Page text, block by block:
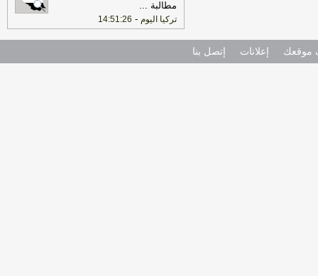
مطالبة ...
تركيا اليوم -
14:51:26
موقعك إعلانات إتصل بنا